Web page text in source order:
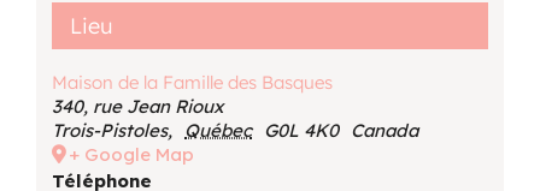
Lieu
Maison de la Famille des Basques
340, rue Jean Rioux
Trois-Pistoles, Québec G0L 4K0 Canada
+ Google Map
Téléphone